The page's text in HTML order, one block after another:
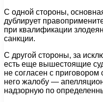
С одной стороны,
дублирует
при квалификации
санкции.
С другой стороны, за
есть еще вышестоящие
не согласен с приговором
него жалобу —
надзорную по